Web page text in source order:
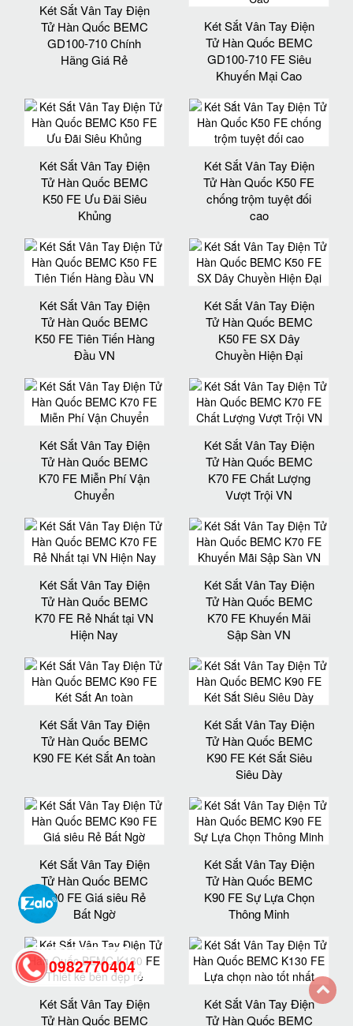
Két Sắt Vân Tay Điện
Tử Hàn Quốc BEMC
GD100-710 Chính
Hãng Giá Rẻ
Két Sắt Vân Tay Điện
Tử Hàn Quốc BEMC
GD100-710 FE Siêu
Khuyến Mại Cao
Két Sắt Vân Tay Điện
Tử Hàn Quốc BEMC
K50 FE Ưu Đãi Siêu
Khủng
Két Sắt Vân Tay Điện
Tử Hàn Quốc K50 FE
chống trộm tuyệt đối
cao
Két Sắt Vân Tay Điện
Tử Hàn Quốc BEMC
K50 FE Tiên Tiến Hàng
Đầu VN
Két Sắt Vân Tay Điện
Tử Hàn Quốc BEMC
K50 FE SX Dây
Chuyền Hiện Đại
Két Sắt Vân Tay Điện
Tử Hàn Quốc BEMC
K70 FE Miễn Phí Vận
Chuyển
Két Sắt Vân Tay Điện
Tử Hàn Quốc BEMC
K70 FE Chất Lượng
Vượt Trội VN
Két Sắt Vân Tay Điện
Tử Hàn Quốc BEMC
K70 FE Rẻ Nhất tại VN
Hiện Nay
Két Sắt Vân Tay Điện
Tử Hàn Quốc BEMC
K70 FE Khuyến Mãi
Sập Sàn VN
Két Sắt Vân Tay Điện
Tử Hàn Quốc BEMC
K90 FE Két Sắt An toàn
Két Sắt Vân Tay Điện
Tử Hàn Quốc BEMC
K90 FE Két Sắt Siêu
Siêu Dày
Két Sắt Vân Tay Điện
Tử Hàn Quốc BEMC
K90 FE Giá siêu Rẻ
Bất Ngờ
Két Sắt Vân Tay Điện
Tử Hàn Quốc BEMC
K90 FE Sự Lựa Chọn
Thông Minh
Két Sắt Vân Tay Điện
Tử Hàn Quốc BEMC
Két Sắt Vân Tay Điện
Tử Hàn Quốc BEMC
0982770404
back